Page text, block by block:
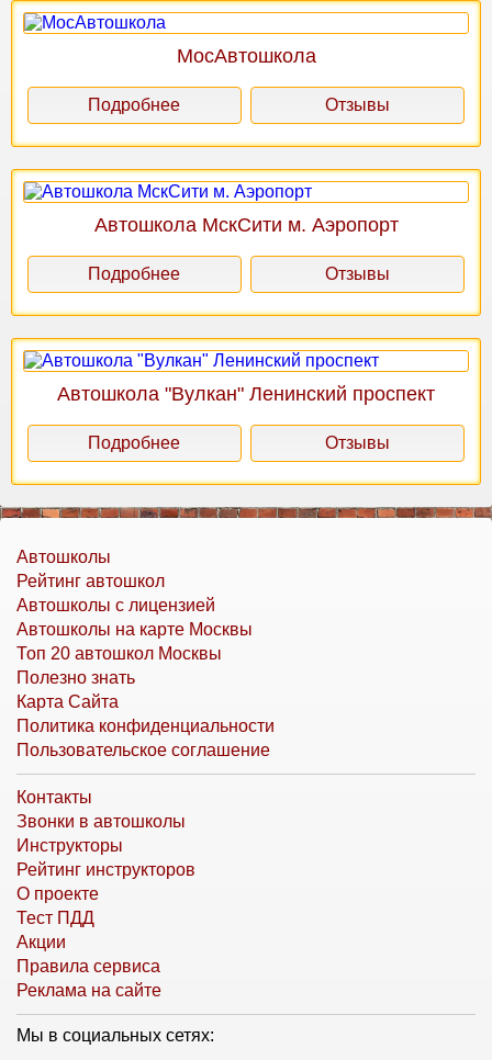
МосАвтошкола
Подробнее Отзывы
Автошкола МскСити м. Аэропорт
Подробнее Отзывы
Автошкола "Вулкан" Ленинский проспект
Подробнее Отзывы
Автошколы
Рейтинг автошкол
Автошколы с лицензией
Автошколы на карте Москвы
Топ 20 автошкол Москвы
Полезно знать
Карта Сайта
Политика конфиденциальности
Пользовательское соглашение
Контакты
Звонки в автошколы
Инструкторы
Рейтинг инструкторов
О проекте
Тест ПДД
Акции
Правила сервиса
Реклама на сайте
Мы в социальных сетях: